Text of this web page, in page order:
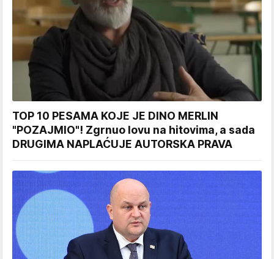
TOP 10 PESAMA KOJE JE DINO MERLIN
"POZAJMIO"! Zgrnuo lovu na hitovima, a sada
DRUGIMA NAPLAĆUJE AUTORSKA PRAVA